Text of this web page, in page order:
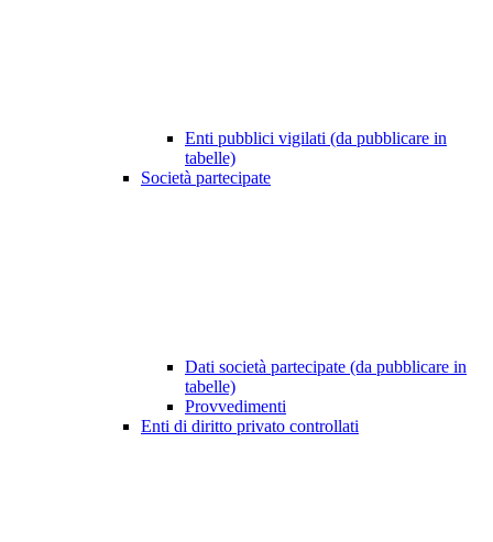
Enti pubblici vigilati (da pubblicare in
tabelle)
Società partecipate
Dati società partecipate (da pubblicare in
tabelle)
Provvedimenti
Enti di diritto privato controllati